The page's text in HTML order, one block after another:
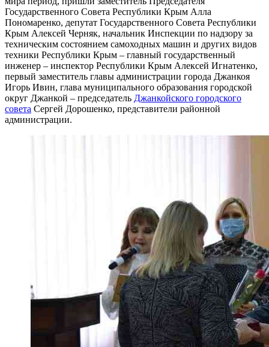
Государственного Совета Республики Крым Алла
Пономаренко, депутат Государственного Совета Республики
Крым Алексей Черняк, начальник Инспекции по надзору за
техническим состоянием самоходных машин и других видов
техники Республики Крым – главный государственный
инженер – инспектор Республики Крым Алексей Игнатенко,
первый заместитель главы администрации города Джанкоя
Игорь Ивин, глава муниципального образования городской
округ Джанкой – председатель Джанкойского городского
совета Сергей Дорошенко, представители районной
администрации.